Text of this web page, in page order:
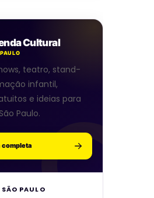
Cultural
teatro, stand-
infantil,
e ideias para
Paulo.
completa
SÃO PAULO